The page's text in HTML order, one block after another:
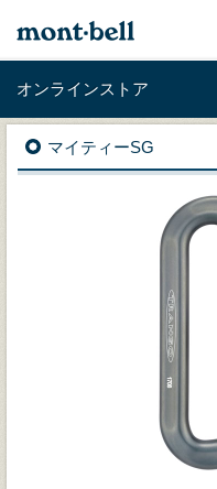
オンラインストア
マイティーSG